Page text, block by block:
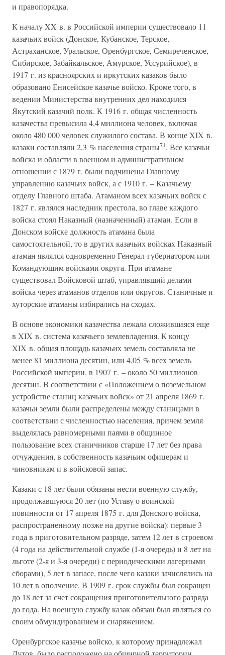
и правопорядка.
К началу XX в. в Российской империи существовало 11
казачьих войск (Донское, Кубанское, Терское,
Астраханское, Уральское, Оренбургское, Семиреченское,
Сибирское, Забайкальское, Амурское, Уссурийское), в
1917 г. из красноярских и иркутских казаков было
образовано Енисейское казачье войско. Кроме того, в
ведении Министерства внутренних дел находился
Якутский казачий полк. К 1916 г. общая численность
казачества превысила 4,4 миллиона человек, включая
около 480 000 человек служилого состава. В конце XIX в.
казаки составляли 2,3 % населения страны71. Все казачьи
войска и области в военном и административном
отношении с 1879 г. были подчинены Главному
управлению казачьих войск, а с 1910 г. – Казачьему
отделу Главного штаба. Атаманом всех казачьих войск с
1827 г. являлся наследник престола, во главе каждого
войска стоял Наказный (назначенный) атаман. Если в
Донском войске должность атамана была
самостоятельной, то в других казачьих войсках Наказный
атаман являлся одновременно Генерал-губернатором или
Командующим войсками округа. При атамане
существовал Войсковой штаб, управлявший делами
войска через атаманов отделов или округов. Станичные и
хуторские атаманы избирались на сходах.
В основе экономики казачества лежала сложившаяся еще
в XIX в. система казачьего землевладения. К концу
XIX в. общая площадь казачьих земель составляла не
менее 81 миллиона десятин, или 4,05 % всех земель
Российской империи, в 1907 г. – около 50 миллионов
десятин. В соответствии с «Положением о поземельном
устройстве станиц казачьих войск» от 21 апреля 1869 г.
казачьи земли были распределены между станицами в
соответствии с численностью населения, причем земля
выделялась равномерными паями в общинное
пользование всех станичников старше 17 лет без права
отчуждения, в собственность казачьим офицерам и
чиновникам и в войсковой запас.
Казаки с 18 лет были обязаны нести военную службу,
продолжавшуюся 20 лет (по Уставу о воинской
повинности от 17 апреля 1875 г. для Донского войска,
распространенному позже на другие войска): первые 3
года в приготовительном разряде, затем 12 лет в строевом
(4 года на действительной службе (1-я очередь) и 8 лет на
льготе (2-я и 3-я очереди) с периодическими лагерными
сборами), 5 лет в запасе, после чего казаки зачислялись на
10 лет в ополчение. В 1909 г. срок службы был сокращен
до 18 лет за счет сокращения приготовительного разряда
до года. На военную службу казак обязан был являться со
своим обмундированием и снаряжением.
Оренбургское казачье войско, к которому принадлежал